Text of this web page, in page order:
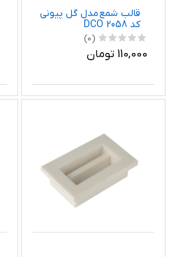
قالب شمع مدل گل پیونی
کد DCO 2058
(0)
110,000 تومان